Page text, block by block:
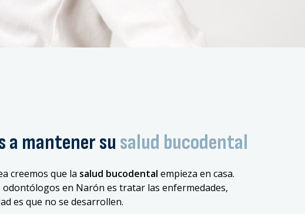
a mantener su salud bucodental
creemos que la salud bucodental empieza en casa.
en Narón es tratar las enfermedades,
es que no se desarrollen.